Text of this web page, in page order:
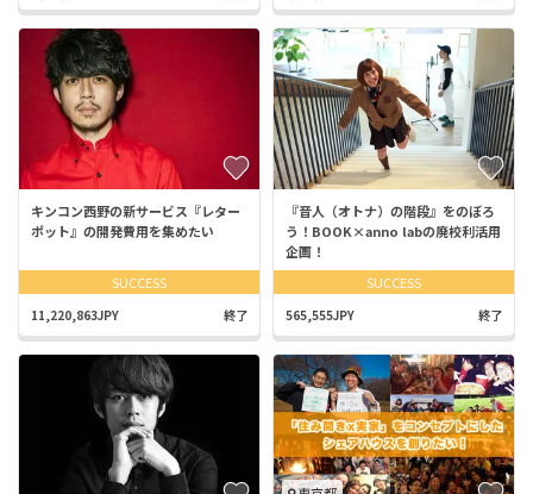
キンコン西野の新サービス『レター
ポット』の開発費用を集めたい
SUCCESS
11,220,863JPY 終了
『音人（オトナ）の階段』をのぼろ
う！BOOK×anno labの廃校利活用
企画！
SUCCESS
565,555JPY 終了